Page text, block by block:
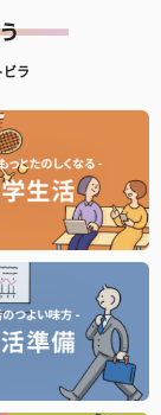
ビラ